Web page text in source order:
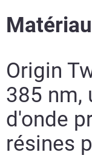
Origin
385 nm,
d'onde
résines